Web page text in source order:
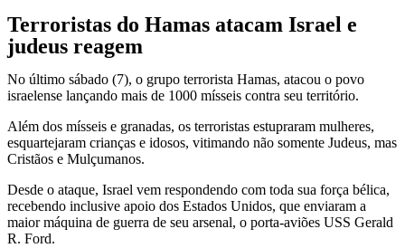
Terroristas do Hamas atacam Israel e
judeus reagem
No último sábado (7), o grupo terrorista Hamas, atacou o povo
israelense lançando mais de 1000 mísseis contra seu território.
Além dos mísseis e granadas, os terroristas estupraram mulheres,
esquartejaram crianças e idosos, vitimando não somente Judeus, mas
Cristãos e Mulçumanos.
Desde o ataque, Israel vem respondendo com toda sua força bélica,
recebendo inclusive apoio dos Estados Unidos, que enviaram a
maior máquina de guerra de seu arsenal, o porta-aviões USS Gerald
R. Ford.